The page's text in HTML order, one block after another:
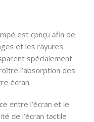
est cpnçu afin de
et les rayures.
spécialement
l’absorption des
écran.
entre l’écran et le
de l’écran tactile